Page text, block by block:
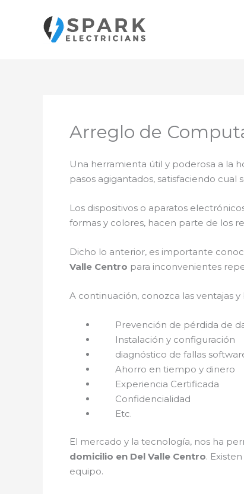
contenido
Arreglo de
Una herramienta útil y poderosa a la
pasos agigantados, satisfaciendo cual
Los dispositivos o aparatos
formas y colores, hacen parte de los
Dicho lo anterior, es importante
Valle Centro para inconvenientes
A continuación, conozca las ventajas
Prevención de pérdida de
Instalación y configuración
diagnóstico de fallas
Ahorro en tiempo y dinero
Experiencia Certificada
Confidencialidad
Etc.
El mercado y la tecnología, nos ha
domicilio en Del Valle Centro.
equipo.